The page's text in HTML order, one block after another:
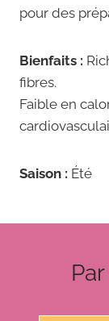
pour des
Bienfaits :
fibres.
Faible en
Saison : Été